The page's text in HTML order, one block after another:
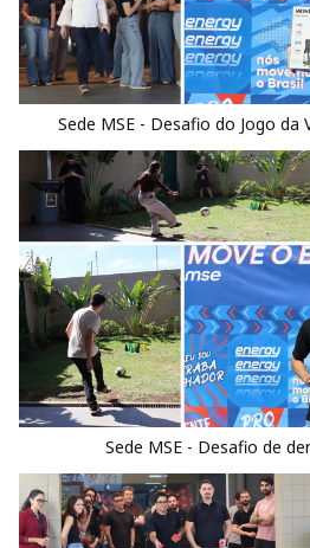
Sede MSE - Desafio do Jogo da
Sede MSE - Desafio de